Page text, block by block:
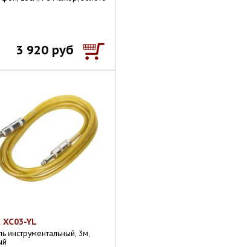
3 920 руб
YL
инструментальный, 3м,